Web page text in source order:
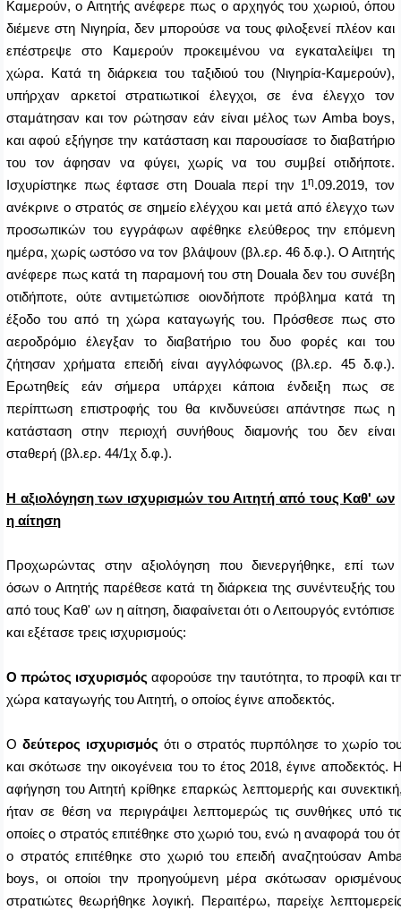
Καμερούν, ο Αιτητής ανέφερε πως ο αρχηγός του χωριού, όπου
διέμενε στη Νιγηρία, δεν μπορούσε να τους φιλοξενεί πλέον και
επέστρεψε στο Καμερούν προκειμένου να εγκαταλείψει τη
χώρα. Κατά τη διάρκεια του ταξιδιού του (Νιγηρία-Καμερούν),
υπήρχαν αρκετοί στρατιωτικοί έλεγχοι, σε ένα έλεγχο τον
σταμάτησαν και τον ρώτησαν εάν είναι μέλος των Amba boys,
και αφού εξήγησε την κατάσταση και παρουσίασε το διαβατήριο
του τον άφησαν να φύγει, χωρίς να του συμβεί οτιδήποτε.
Ισχυρίστηκε πως έφτασε στη Doualaπερί την 1η.09.2019, τον
ανέκρινε ο στρατός σε σημείο ελέγχου και μετά από έλεγχο των
προσωπικών του εγγράφων αφέθηκε ελεύθερος την επόμενη
ημέρα, χωρίς ωστόσο να τον βλάψουν (βλ.ερ. 46 δ.φ.). Ο Αιτητής
ανέφερε πως κατά τη παραμονή του στη Doualaδεν του συνέβη
οτιδήποτε, ούτε αντιμετώπισε οιονδήποτε πρόβλημα κατά τη
έξοδο του από τη χώρα καταγωγής του. Πρόσθεσε πως στο
αεροδρόμιο έλεγξαν το διαβατήριο του δυο φορές και του
ζήτησαν χρήματα επειδή είναι αγγλόφωνος (βλ.ερ. 45 δ.φ.).
Ερωτηθείς εάν σήμερα υπάρχει κάποια ένδειξη πως σε
περίπτωση επιστροφής του θα κινδυνεύσει απάντησε πως η
κατάσταση στην περιοχή συνήθους διαμονής του δεν είναι
σταθερή (βλ.ερ. 44/1χ δ.φ.).
Η αξιολόγηση των ισχυρισμών του Αιτητή από τους Καθ' ων
η αίτηση
Προχωρώντας στην αξιολόγηση που διενεργήθηκε, επί των
όσων ο Αιτητής παρέθεσε κατά τη διάρκεια της συνέντευξής του
από τους Καθ' ων η αίτηση, διαφαίνεται ότι ο Λειτουργός εντόπισε
και εξέτασε τρεις ισχυρισμούς:
Ο πρώτος ισχυρισμόςαφορούσε την ταυτότητα, το προφίλ και
χώρα καταγωγής του Αιτητή, ο οποίος έγινε αποδεκτός.
Ο δεύτερος ισχυρισμός ότι ο στρατός πυρπόλησε το χωρίο
και σκότωσε την οικογένεια του το έτος 2018, έγινε αποδεκτός.
αφήγηση του Αιτητή κρίθηκε επαρκώς λεπτομερής και
ήταν σε θέση να περιγράψει λεπτομερώς τις συνθήκες υπό
οποίες ο στρατός επιτέθηκε στο χωριό του, ενώ η αναφορά του
ο στρατός επιτέθηκε στο χωριό του επειδή αναζητούσαν
boys, οι οποίοι την προηγούμενη μέρα σκότωσαν
στρατιώτες θεωρήθηκε λογική. Περαιτέρω, παρείχε